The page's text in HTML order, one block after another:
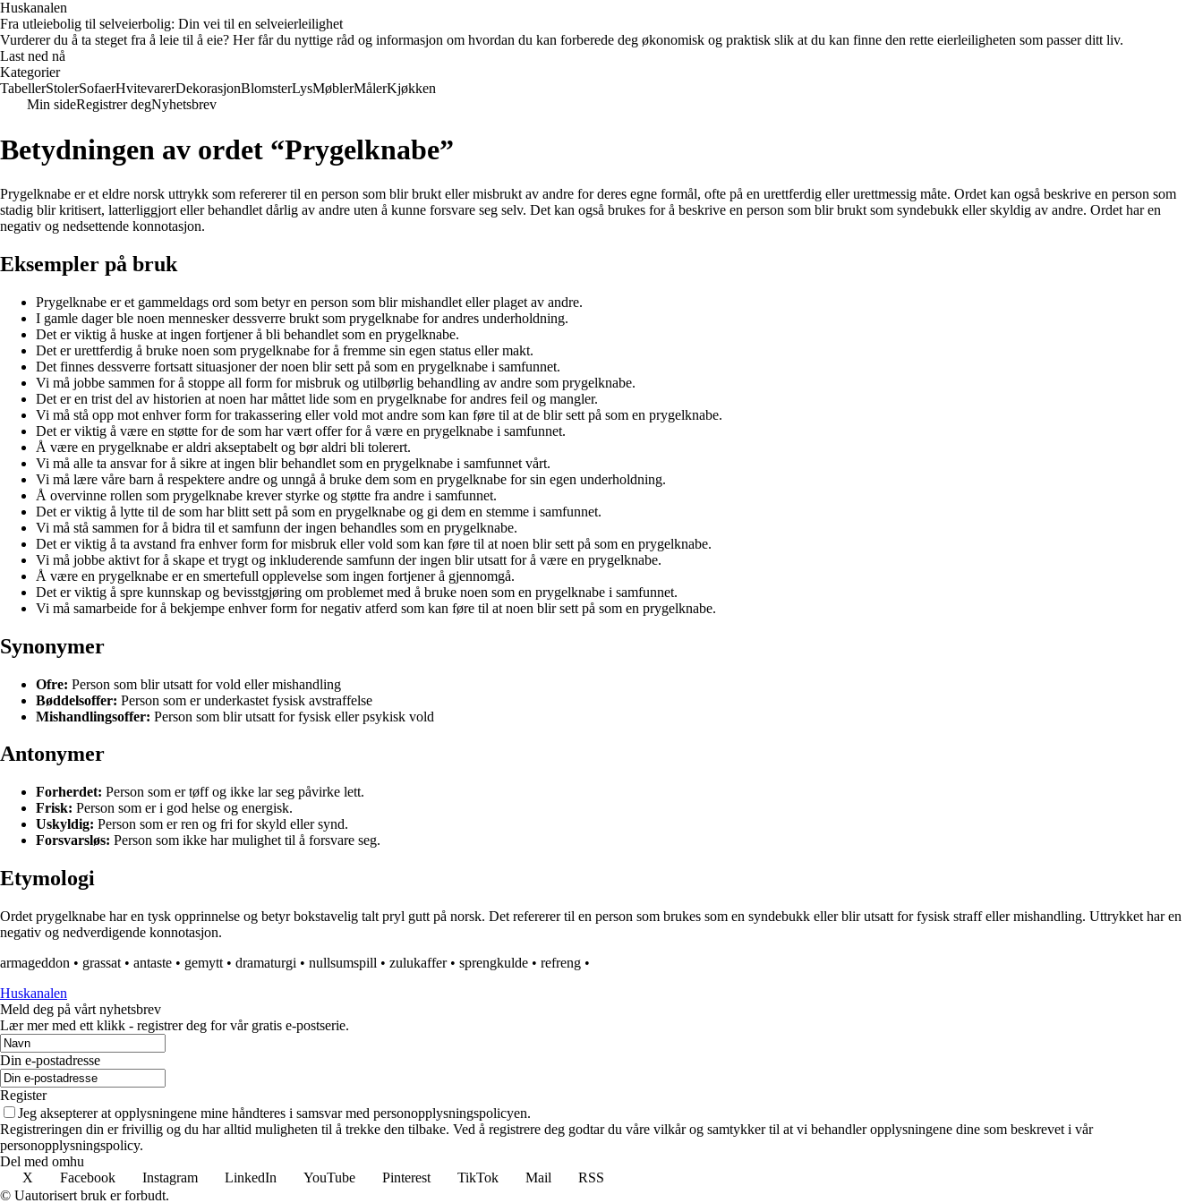
Huskanalen
Fra utleiebolig til selveierbolig: Din vei til en selveierleilighet
Vurderer du å ta steget fra å leie til å eie? Her får du nyttige råd og informasjon om hvordan du kan forberede deg økonomisk og praktisk slik at du kan finne den rette eierleiligheten som passer ditt liv.
Last ned nå
Kategorier
TabellerStolerSofaerHvitevarerDekorasjonBlomsterLysMøblerMålerKjøkken
Min sideRegistrer degNyhetsbrev
Betydningen av ordet “Prygelknabe”
Prygelknabe er et eldre norsk uttrykk som refererer til en person som blir brukt eller misbrukt av andre for deres egne formål, ofte på en urettferdig eller urettmessig måte. Ordet kan også beskrive en person som
stadig blir kritisert, latterliggjort eller behandlet dårlig av andre uten å kunne forsvare seg selv. Det kan også brukes for å beskrive en person som blir brukt som syndebukk eller skyldig av andre. Ordet har en
negativ og nedsettende konnotasjon.
Eksempler på bruk
Prygelknabe er et gammeldags ord som betyr en person som blir mishandlet eller plaget av andre.
I gamle dager ble noen mennesker dessverre brukt som prygelknabe for andres underholdning.
Det er viktig å huske at ingen fortjener å bli behandlet som en prygelknabe.
Det er urettferdig å bruke noen som prygelknabe for å fremme sin egen status eller makt.
Det finnes dessverre fortsatt situasjoner der noen blir sett på som en prygelknabe i samfunnet.
Vi må jobbe sammen for å stoppe all form for misbruk og utilbørlig behandling av andre som prygelknabe.
Det er en trist del av historien at noen har måttet lide som en prygelknabe for andres feil og mangler.
Vi må stå opp mot enhver form for trakassering eller vold mot andre som kan føre til at de blir sett på som en prygelknabe.
Det er viktig å være en støtte for de som har vært offer for å være en prygelknabe i samfunnet.
Å være en prygelknabe er aldri akseptabelt og bør aldri bli tolerert.
Vi må alle ta ansvar for å sikre at ingen blir behandlet som en prygelknabe i samfunnet vårt.
Vi må lære våre barn å respektere andre og unngå å bruke dem som en prygelknabe for sin egen underholdning.
Å overvinne rollen som prygelknabe krever styrke og støtte fra andre i samfunnet.
Det er viktig å lytte til de som har blitt sett på som en prygelknabe og gi dem en stemme i samfunnet.
Vi må stå sammen for å bidra til et samfunn der ingen behandles som en prygelknabe.
Det er viktig å ta avstand fra enhver form for misbruk eller vold som kan føre til at noen blir sett på som en prygelknabe.
Vi må jobbe aktivt for å skape et trygt og inkluderende samfunn der ingen blir utsatt for å være en prygelknabe.
Å være en prygelknabe er en smertefull opplevelse som ingen fortjener å gjennomgå.
Det er viktig å spre kunnskap og bevisstgjøring om problemet med å bruke noen som en prygelknabe i samfunnet.
Vi må samarbeide for å bekjempe enhver form for negativ atferd som kan føre til at noen blir sett på som en prygelknabe.
Synonymer
Ofre: Person som blir utsatt for vold eller mishandling
Bøddelsoffer: Person som er underkastet fysisk avstraffelse
Mishandlingsoffer: Person som blir utsatt for fysisk eller psykisk vold
Antonymer
Forherdet: Person som er tøff og ikke lar seg påvirke lett.
Frisk: Person som er i god helse og energisk.
Uskyldig: Person som er ren og fri for skyld eller synd.
Forsvarsløs: Person som ikke har mulighet til å forsvare seg.
Etymologi
Ordet prygelknabe har en tysk opprinnelse og betyr bokstavelig talt pryl gutt på norsk. Det refererer til en person som brukes som en syndebukk eller blir utsatt for fysisk straff eller mishandling. Uttrykket har en
negativ og nedverdigende konnotasjon.
armageddon • grassat • antaste • gemytt • dramaturgi • nullsumspill • zulukaffer• sprengkulde • refreng •
Huskanalen
Meld deg på vårt nyhetsbrev
Lær mer med ett klikk - registrer deg for vår gratis e-postserie.
Din e-postadresse
Register
Jeg aksepterer at opplysningene mine håndteres i samsvar med personopplysningspolicyen.
Registreringen din er frivillig og du har alltid muligheten til å trekke den tilbake. Ved å registrere deg godtar du våre vilkår og samtykker til at vi behandler opplysningene dine som beskrevet i vår
personopplysningspolicy.
Del med omhu
X
Facebook Instagram LinkedIn YouTube Pinterest TikTok Mail
RSS
© Uautorisert bruk er forbudt.